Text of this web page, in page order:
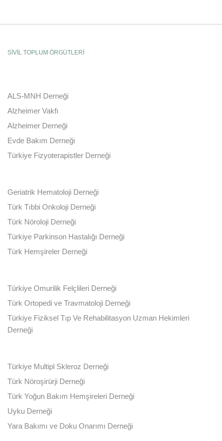
SİVİL TOPLUM ÖRGÜTLERİ
ALS-MNH Derneği
Alzheimer Vakfı
Alzheimer Derneği
Evde Bakım Derneği
Türkiye Fizyoterapistler Derneği
Geriatrik Hematoloji Derneği
Türk Tıbbi Onkoloji Derneği
Türk Nöroloji Derneği
Türkiye Parkinson Hastalığı Derneği
Türk Hemşireler Derneği
Türkiye Omurilik Felçlileri Derneği
Türk Ortopedi ve Travmatoloji Derneği
Türkiye Fiziksel Tıp Ve Rehabilitasyon Uzman Hekimleri
Derneği
Türkiye Multipl Skleroz Derneği
Türk Nöroşirürji Derneği
Türk Yoğun Bakım Hemşireleri Derneği
Uyku Derneği
Yara Bakımı ve Doku Onarımı Derneği